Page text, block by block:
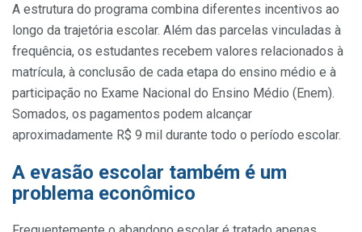
A estrutura do programa combina diferentes incentivos ao
longo da trajetória escolar. Além das parcelas vinculadas à
frequência, os estudantes recebem valores relacionados à
matrícula, à conclusão de cada etapa do ensino médio e à
participação no Exame Nacional do Ensino Médio (Enem).
Somados, os pagamentos podem alcançar
aproximadamente R$ 9 mil durante todo o período escolar.
A evasão escolar também é um
problema econômico